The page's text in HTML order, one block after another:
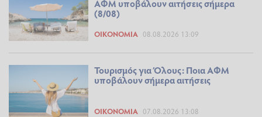
ΑΦΜ υποβάλουν αιτήσεις σήμερα
(8/08)
ΟΙΚΟΝΟΜΊΑ 08.08.2026 13:09
Τουρισμός για Όλους: Ποια ΑΦΜ
υποβάλουν σήμερα αιτήσεις
ΟΙΚΟΝΟΜΊΑ 07.08.2026 13:08